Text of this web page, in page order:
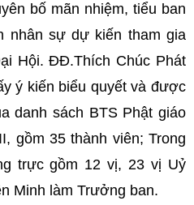
bố mãn nhiệm, tiểu ban
nhân sự dự kiến tham gia
Hội. ĐĐ.Thích Chúc Phát
ý kiến biểu quyết và được
danh sách BTS Phật giáo
gồm 35 thành viên; Trong
trực gồm 12 vị, 23 vị Uỷ
Minh làm Trưởng ban.